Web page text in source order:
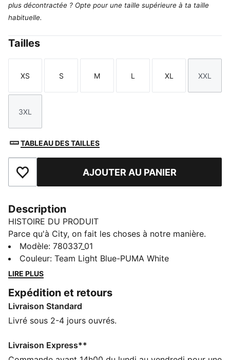
plus décontractée ? Opte pour une taille supérieure à ta taille
habituelle.
Tailles
Taille
XS
Taille
S
Taille
M
Taille
L
Taille
XL
Taille
XXL
Taille
3XL
TABLEAU DES TAILLES
Ajouter aux favorisAJOUTER AU PANIER
Description
HISTOIRE DU PRODUIT
Parce qu'à City, on fait les choses à notre manière.
Pour la première fois dans l'histoire du club, la tenue
Home met à l’honneur le « sash », cette bande en biais
devenue emblématique les jours de match à
revisité pour la nouvelle génération, ce maillot évoque
à la fois l’histoire du club et son avenir, pour rappeler
qu’à Manchester, on fait les choses différemment, sur
CARACTÉRISTIQUES + AVANTAGES
LÉGÈRETÉ : Le tissu ULTRAWEAVE réduit le poids du
Modèle: 780337_01
Couleur: Team Light Blue-PUMA White
LIRE PLUS
Expédition et retours
Livraison Standard
Livré sous 2-4 jours ouvrés.
Livraison Express**